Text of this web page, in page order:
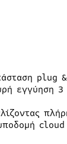
plug
εγγύηση
cloud